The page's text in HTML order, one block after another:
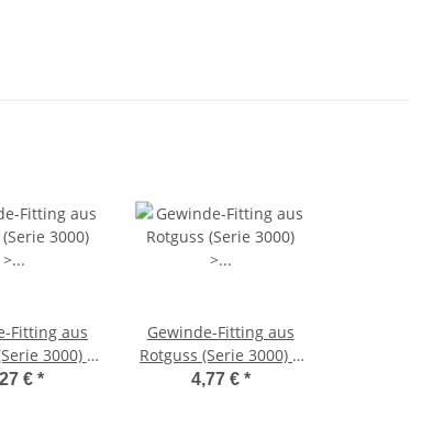
Fitting aus
3000) >
mit
€*
Gewinde-Fitting aus
Rotguss (Serie 3000) >
Reduzierstück mit
4,77 € *